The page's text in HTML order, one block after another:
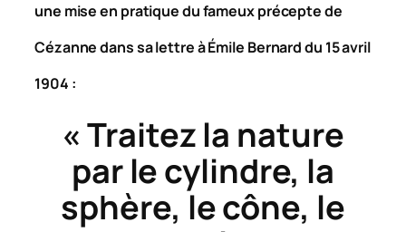
une mise en pratique du fameux précepte de
Cézanne dans sa lettre à Émile Bernard du 15 avril
1904 :
« Traitez la nature
par le cylindre, la
sphère, le cône, le